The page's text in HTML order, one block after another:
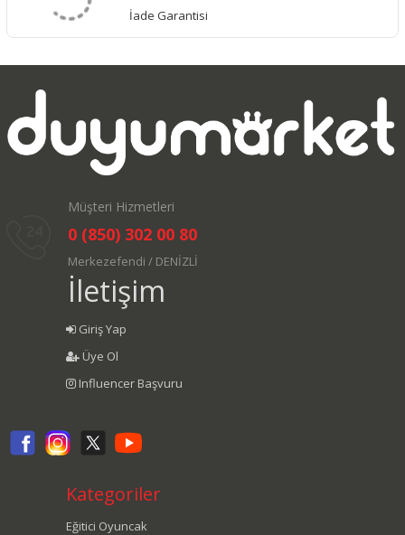
İade Garantisi
Müşteri Hizmetleri
0 (850) 302 00 80
Merkezefendi / DENİZLİ
İletişim
Giriş Yap
Üye Ol
Influencer Başvuru
Kategoriler
Eğitici Oyuncak